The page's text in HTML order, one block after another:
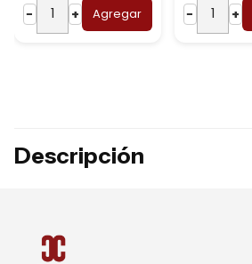
−
+ Agregar
−
+
Descripción